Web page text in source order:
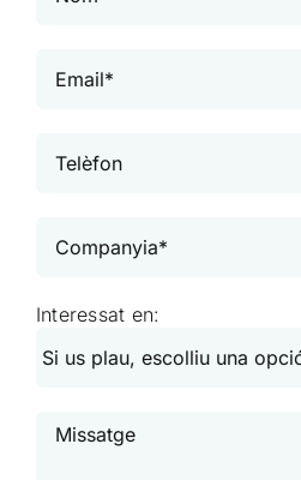
Interessat en: